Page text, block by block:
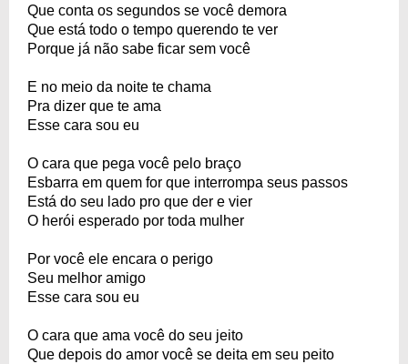
Que conta os segundos se você demora
Que está todo o tempo querendo te ver
Porque já não sabe ficar sem você
E no meio da noite te chama
Pra dizer que te ama
Esse cara sou eu
O cara que pega você pelo braço
Esbarra em quem for que interrompa seus passos
Está do seu lado pro que der e vier
O herói esperado por toda mulher
Por você ele encara o perigo
Seu melhor amigo
Esse cara sou eu
O cara que ama você do seu jeito
Que depois do amor você se deita em seu peito